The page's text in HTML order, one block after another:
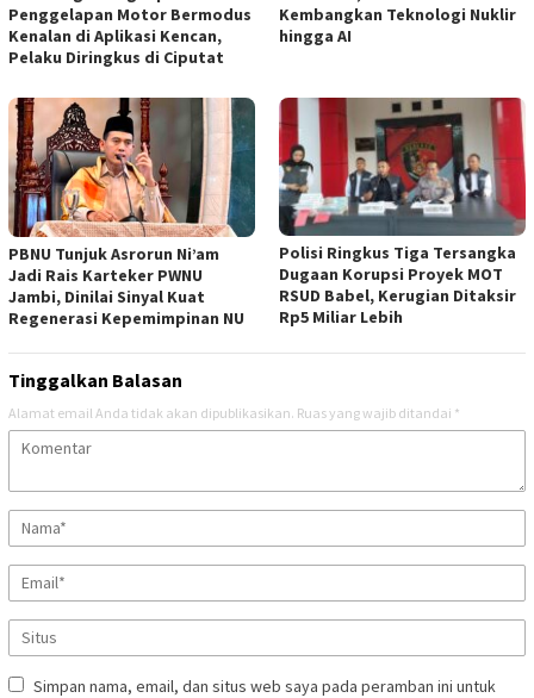
Penggelapan Motor Bermodus
Kenalan di Aplikasi Kencan,
Pelaku Diringkus di Ciputat
Kembangkan Teknologi Nuklir
hingga AI
PBNU Tunjuk Asrorun Ni’am
Jadi Rais Karteker PWNU
Jambi, Dinilai Sinyal Kuat
Regenerasi Kepemimpinan NU
Polisi Ringkus Tiga Tersangka
Dugaan Korupsi Proyek MOT
RSUD Babel, Kerugian Ditaksir
Rp5 Miliar Lebih
Tinggalkan Balasan
Alamat email Anda tidak akan dipublikasikan. Ruas yang wajib ditandai *
Simpan nama, email, dan situs web saya pada peramban ini untuk